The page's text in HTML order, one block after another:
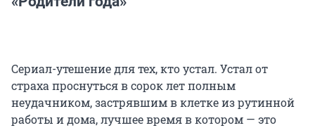
Сериал-утешение для тех, кто устал. Устал от
страха проснуться в сорок лет полным
неудачником, застрявшим в клетке из рутинной
работы и дома, лучшее время в котором — это